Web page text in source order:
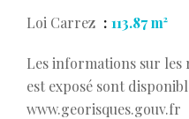
Loi Carrez 113.87 m²
Les informations sur les
est exposé sont
www.georisques.gouv.fr